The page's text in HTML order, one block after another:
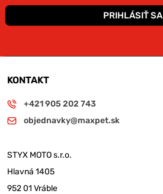
PRIHLÁSIŤ SA
KONTAKT
+421 905 202 743
objednavky@maxpet.sk
STYX MOTO s.r.o.
Hlavná 1405
952 01 Vráble